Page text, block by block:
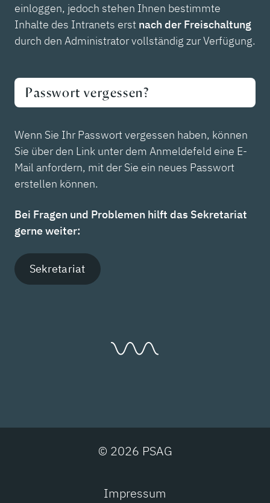
einloggen, jedoch stehen Ihnen bestimmte
Inhalte des Intranets erst nach der Freischaltung
durch den Administrator vollständig zur Verfügung.
Passwort vergessen?
Wenn Sie Ihr Passwort vergessen haben, können
Sie über den Link unter dem Anmeldefeld eine E-
Mail anfordern, mit der Sie ein neues Passwort
erstellen können.
Bei Fragen und Problemen hilft das Sekretariat
gerne weiter:
Sekretariat
© 2026 PSAG
Impressum